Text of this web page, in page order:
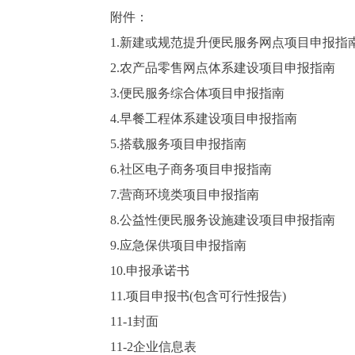
附件：
1.新建或规范提升便民服务网点项目申报指
2.农产品零售网点体系建设项目申报指南
3.便民服务综合体项目申报指南
4.早餐工程体系建设项目申报指南
5.搭载服务项目申报指南
6.社区电子商务项目申报指南
7.营商环境类项目申报指南
8.公益性便民服务设施建设项目申报指南
9.应急保供项目申报指南
10.申报承诺书
11.项目申报书(包含可行性报告)
11-1封面
11-2企业信息表